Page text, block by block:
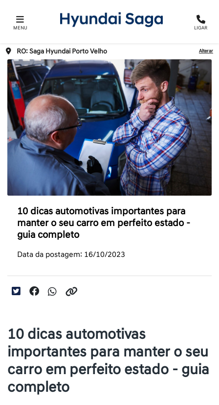
MENU LIGAR
RO: Saga Hyundai Porto Velho Alterar
10 dicas automotivas importantes para
manter o seu carro em perfeito estado -
guia completo
Data da postagem: 16/10/2023
10 dicas automotivas
importantes para manter o seu
carro em perfeito estado - guia
completo